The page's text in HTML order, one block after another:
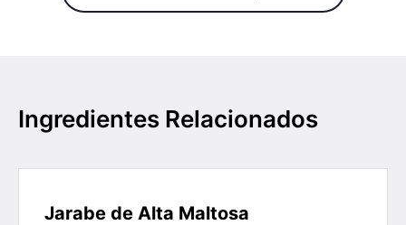
Ingredientes Relacionados
Jarabe de Alta Maltosa